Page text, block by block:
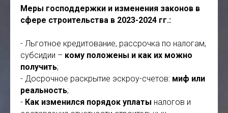
- Расходы на содержание застройщикав свете
требований ФСБУ 5/2019;
стройки, а что учитывают за счет
вознаграждения. Экономия застройщика;
-Можно ли включить в стоимость стройки
расходы на рекламу и проценты по кредитам,
стоимость сетей и обременений;
Как учитывать давальческие
стройматериалы, и могут ли застройщики по
Меры господдержки и изменения законов в
сфере строительства в 2023-2024 гг.:
- Льготное кредитование, рассрочка по налогам,
субсидии – кому положены и как их можно
получить;
- Досрочное раскрытие эскроу-счетов: миф или
реальность;
- Как изменился порядок уплаты налогов и